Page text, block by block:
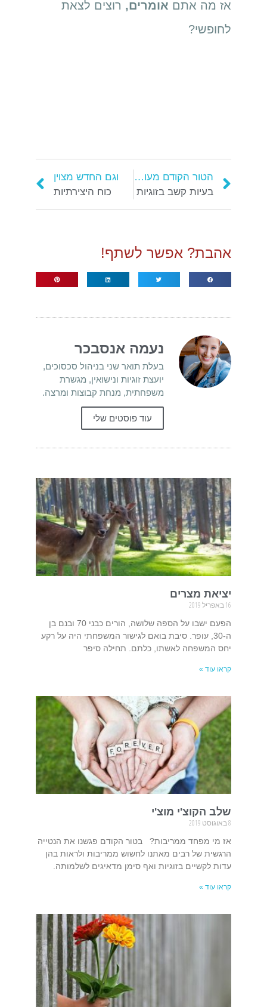
אז מה אתם אומרים, רוצים לצאת
לחופשי?
הטור הקודם מעולה
בעיות קשב בזוגיות
וגם החדש מצוין
כוח היצירתיות
אהבת? אפשר לשתף!
נעמה אנסבכר
בעלת תואר שני בניהול סכסוכים,
יועצת זוגיות ונישואין, מגשרת
משפחתית, מנחת קבוצות ומרצה.
עוד פוסטים שלי
יציאת מצרים
16 באפריל 2019
הפעם ישבו על הספה שלושה, הורים כבני 70 ובנם בן
ה-30, עופר. סיבת בואם לגישור המשפחתי היה על רקע
יחס המשפחה לאשתו, כלתם. תחילה סיפר
קראו עוד »
שלב הקוצ'י מוצ'י
8 באוגוסט 2019
אז מי מפחד ממריבות? בטור הקודם פגשנו את הנטייה
הרגשית של רבים מאתנו לחשוש ממריבות ולראות בהן
עדות לקשיים בזוגיות ואף סימן מדאיגים לשלמותה.
קראו עוד »